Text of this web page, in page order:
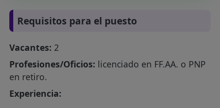
Requisitos para el puesto
Vacantes: 2
Profesiones/Oficios: licenciado en FF.AA. o PNP
en retiro.
Experiencia: